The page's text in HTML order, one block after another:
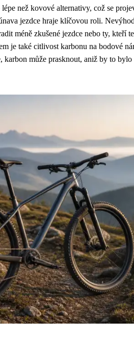
než kovové alternativy, což se
jezdce hraje klíčovou roli.
méně zkušené jezdce nebo ty, kteří
je také citlivost karbonu na bodové
karbon může prasknout, aniž by to